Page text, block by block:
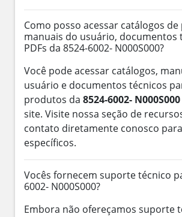
Como posso acessar catálogos
manuais do usuário, documentos
PDFs da 8524-6002- N000S000?
Você pode acessar catálogos,
usuário e documentos técnicos
produtos da 8524-6002- N000S000
site. Visite nossa seção de
contato diretamente conosco
específicos.
Vocês fornecem suporte técnico
6002- N000S000?
Embora não ofereçamos suporte